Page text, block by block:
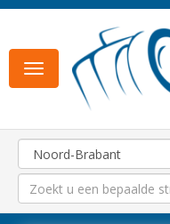
Toggle
navigation